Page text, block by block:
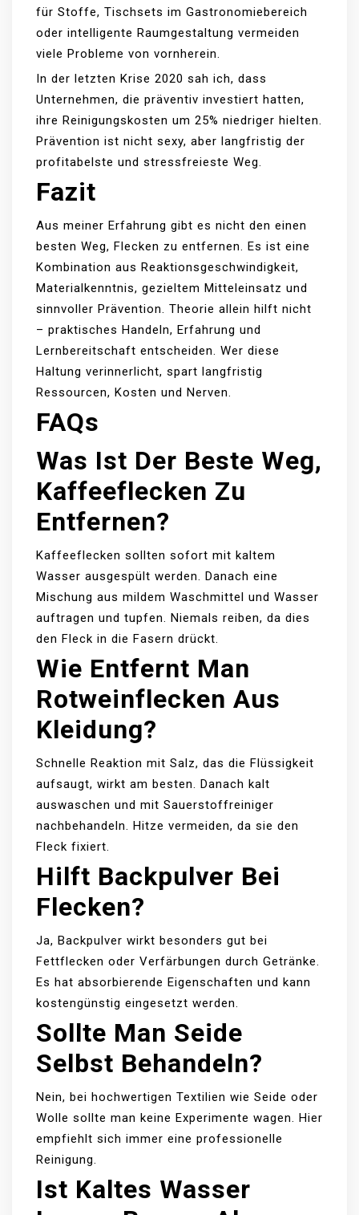
für Stoffe, Tischsets im Gastronomiebereich
oder intelligente Raumgestaltung vermeiden
viele Probleme von vornherein.
In der letzten Krise 2020 sah ich, dass
Unternehmen, die präventiv investiert hatten,
ihre Reinigungskosten um 25% niedriger hielten.
Prävention ist nicht sexy, aber langfristig der
profitabelste und stressfreieste Weg.
Fazit
Aus meiner Erfahrung gibt es nicht den einen
besten Weg, Flecken zu entfernen. Es ist eine
Kombination aus Reaktionsgeschwindigkeit,
Materialkenntnis, gezieltem Mitteleinsatz und
sinnvoller Prävention. Theorie allein hilft nicht
– praktisches Handeln, Erfahrung und
Lernbereitschaft entscheiden. Wer diese
Haltung verinnerlicht, spart langfristig
Ressourcen, Kosten und Nerven.
FAQs
Was Ist Der Beste Weg,
Kaffeeflecken Zu
Entfernen?
Kaffeeflecken sollten sofort mit kaltem
Wasser ausgespült werden. Danach eine
Mischung aus mildem Waschmittel und Wasser
auftragen und tupfen. Niemals reiben, da dies
den Fleck in die Fasern drückt.
Wie Entfernt Man
Rotweinflecken Aus
Kleidung?
Schnelle Reaktion mit Salz, das die Flüssigkeit
aufsaugt, wirkt am besten. Danach kalt
auswaschen und mit Sauerstoffreiniger
nachbehandeln. Hitze vermeiden, da sie den
Fleck fixiert.
Hilft Backpulver Bei
Flecken?
Ja, Backpulver wirkt besonders gut bei
Fettflecken oder Verfärbungen durch Getränke.
Es hat absorbierende Eigenschaften und kann
kostengünstig eingesetzt werden.
Sollte Man Seide
Selbst Behandeln?
Nein, bei hochwertigen Textilien wie Seide oder
Wolle sollte man keine Experimente wagen. Hier
empfiehlt sich immer eine professionelle
Reinigung.
Ist Kaltes Wasser